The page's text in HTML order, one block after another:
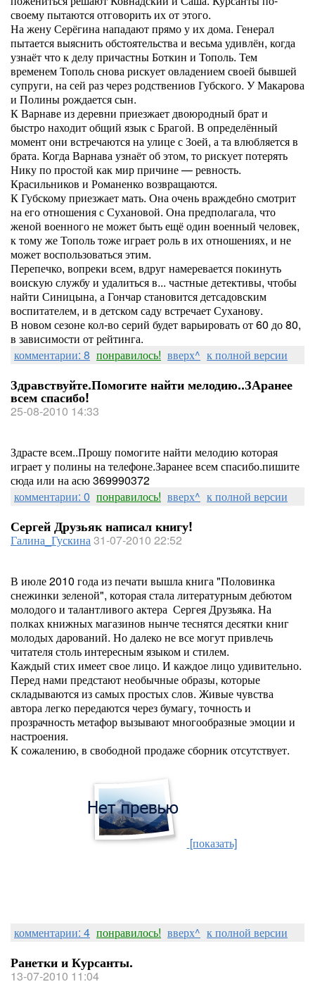
своему пытаются отговорить их от этого.
На жену Серёгина нападают прямо у их дома. Генерал
пытается выяснить обстоятельства и весьма удивлён, когда
узнаёт что к делу причастны Боткин и Тополь. Тем
временем Тополь снова рискует овладением своей бывшей
супруги, на сей раз через родствениов Губского. У Макарова
и Полины рождается сын.
К Варнаве из деревни приезжает двоюродный брат и
быстро находит общий язык с Брагой. В определённый
момент они встречаются на улице с Зоей, а та влюбляется в
брата. Когда Варнава узнаёт об этом, то рискует потерять
Нику по простой как мир причине — ревность.
Красильников и Романенко возвращаются.
К Губскому приезжает мать. Она очень враждебно смотрит
на его отношения с Сухановой. Она предполагала, что
женой военного не может быть ещё один военный человек,
к тому же Тополь тоже играет роль в их отношениях, и не
может воспользоваться этим.
Перепечко, вопреки всем, вдруг намеревается покинуть
воискую службу и удалиться в... частные детективы, чтобы
найти Синицына, а Гончар становится детсадовским
воспитателем, и в детском саду встречает Суханову.
В новом сезоне кол-во серий будет варьировать от 60 до 80,
в зависимости от рейтинга.
комментарии: 8 понравилось! вверх^ к полной версии
Здравствуйте.Помогите найти мелодию..ЗАранее
всем спасибо!
25-08-2010 14:33
Здрасте всем..Прошу помогите найти мелодию которая
играет у полины на телефоне.Заранее всем спасибо.пишите
сюда или на асю 369990372
комментарии: 0 понравилось! вверх^ к полной версии
Сергей Друзьяк написал книгу!
Галина_Гускина31-07-2010 22:52
В июле 2010 года из печати вышла книга "Половинка
снежинки зеленой", которая стала литературным дебютом
молодого и талантливого актера Сергея Друзьяка. На
полках книжных магазинов нынче теснятся десятки книг
молодых дарований. Но далеко не все могут привлечь
читателя столь интересным языком и стилем.
Каждый стих имеет свое лицо. И каждое лицо удивительно.
Перед нами предстают необычные образы, которые
складываются из самых простых слов. Живые чувства
автора легко передаются через бумагу, точность и
прозрачность метафор вызывают многообразные эмоции и
настроения.
К сожалению, в свободной продаже сборник отсутствует.
[показать]
комментарии: 4 понравилось! вверх^ к полной версии
Ранетки и Курсанты.
13-07-2010 11:04